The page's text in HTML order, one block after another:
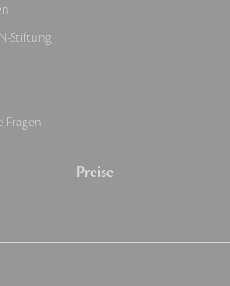
Stiftung
Fragen
Preise